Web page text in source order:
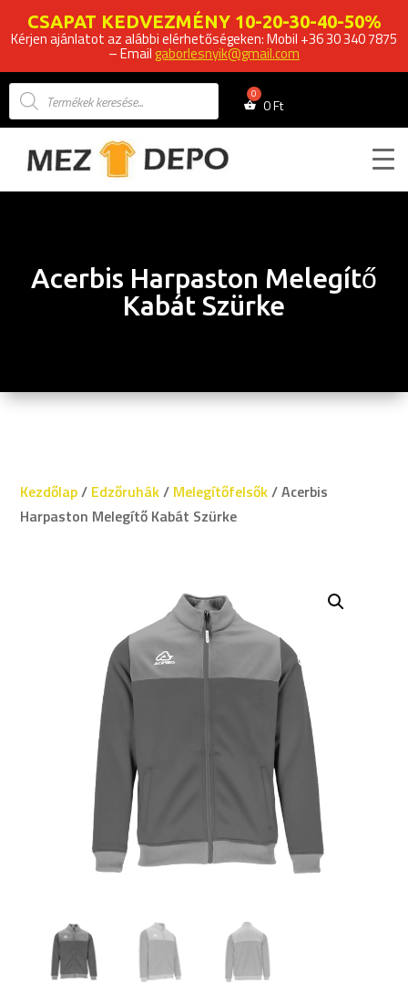
CSAPAT KEDVEZMÉNY 10-20-30-40-50%
Kérjen ajánlatot az alábbi elérhetőségeken: Mobil +36 30 340 7875
– Email gaborlesnyik@gmail.com
Products
search 0Ft
Acerbis Harpaston Melegítő
Kabát Szürke
Kezdőlap/ Edzőruhák/ Melegítőfelsők/ Acerbis
Harpaston Melegítő Kabát Szürke